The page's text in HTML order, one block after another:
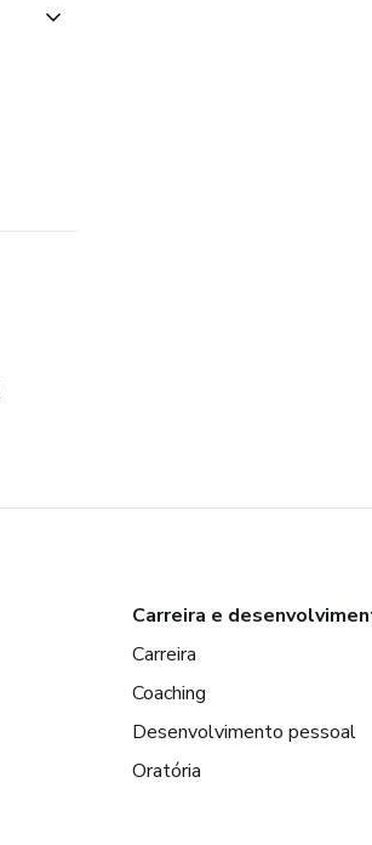
Carreira e
Carreira
Coaching
Desenvolvimento pessoal
Oratória